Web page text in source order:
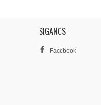
SIGANOS
Facebook